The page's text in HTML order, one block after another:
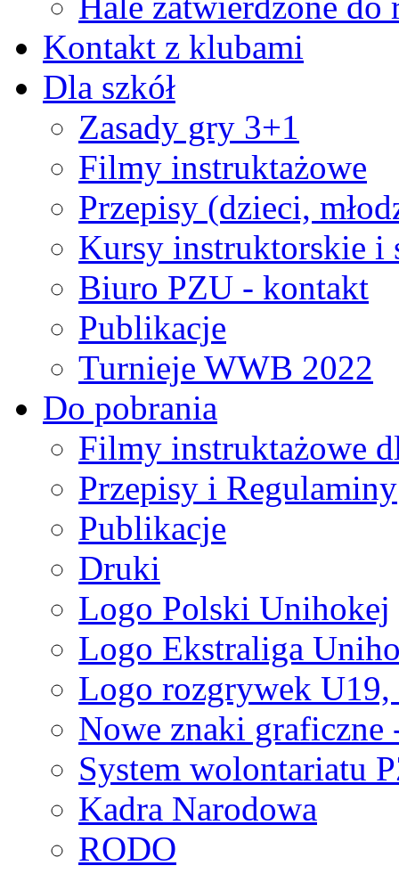
Kontakt z klubami
Dla szkół
Zasady gry 3+1
Filmy instruktażowe
Przepisy (dzieci,
Kursy instruktorskie i
Biuro PZU - kontakt
Publikacje
Turnieje WWB 2022
Do pobrania
Filmy instruktażowe
Przepisy i Regulaminy
Publikacje
Druki
Logo Polski Unihokej
Logo Ekstraliga
Logo rozgrywek
Nowe znaki graficzne
System wolontariatu
Kadra Narodowa
RODO